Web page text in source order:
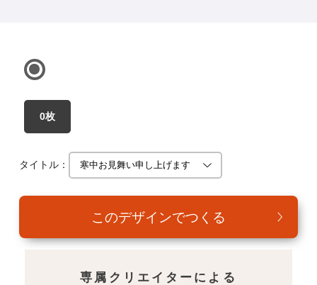
お問い合わせ
0枚
タイトル：
専属クリエイターによる